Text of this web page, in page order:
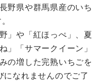
野県や群馬県産のいち
」や「紅ほっぺ」、夏
」「サマークイーン」
の増した完熟いちごを
なれませんのでご了